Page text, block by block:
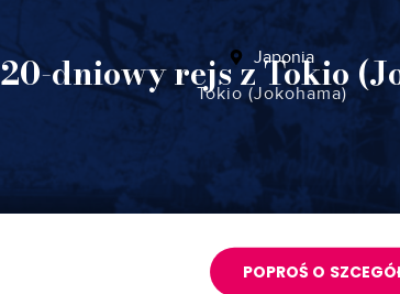
Japonia
20-dniowy rejs z Tokio
Tokio (Jokohama)
POPROŚ O